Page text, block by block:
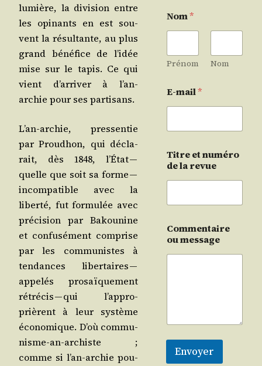
lumière, la divi­sion entre
les opi­nants en est sou­
vent la résul­tante, au plus
grand béné­fice de l’i­dée
mise sur le tapis. Ce qui
vient d’ar­ri­ver à l’an-
archie pour ses partisans.
L’an-archie, pres­sen­tie
par Prou­dhon, qui décla­
rait, dès 1848, l’É­tat —
quelle que soit sa forme —
incom­pa­tible avec la
liber­té, fut for­mu­lée avec
pré­ci­sion par Bakou­nine
et confu­sé­ment com­prise
par les com­mu­nistes à
ten­dances liber­taires —
appe­lés pro­saï­que­ment
rétré­cis — qui l’ap­pro­
prièrent à leur sys­tème
éco­no­mique. D’où com­mu­
nisme-an-archiste ;
comme si l’an-archie pou­
Nom*
Prénom Nom
E-mail*
Titre et numéro
de la revue
Commentaire
ou message
Envoyer